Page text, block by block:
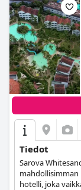
Tiedot
Sarova
mahdollisimman
hotelli, joka